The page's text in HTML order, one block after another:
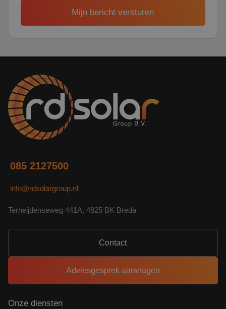
085 2127500
info@rdsolargroup.nl
Terheijdenseweg 441A, 4825 BK Breda
Contact
Adviesgesprek aanvragen
Onze diensten